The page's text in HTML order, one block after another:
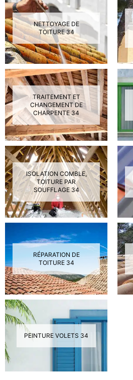
NETTOYAGE DE
TOITURE 34
TRAITEMENT ET
CHANGEMENT DE
CHARPENTE 34
ISOLATION COMBLE,
TOITURE PAR
SOUFFLAGE 34
RÉPARATION DE
TOITURE 34
PEINTURE VOLETS 34